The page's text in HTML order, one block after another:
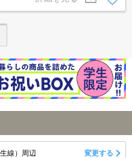
線）周辺 変更する